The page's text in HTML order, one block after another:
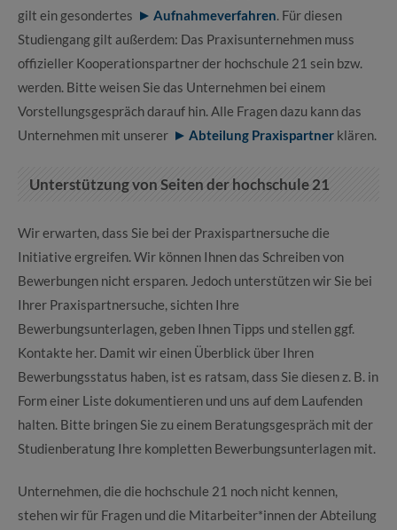
gilt ein gesondertes
Aufnahmeverfahren. Für diesen
Studiengang gilt außerdem: Das Praxisunternehmen muss
offizieller Kooperationspartner der hochschule 21 sein bzw.
werden. Bitte weisen Sie das Unternehmen bei einem
Vorstellungsgespräch darauf hin. Alle Fragen dazu kann das
Unternehmen mit unserer
Abteilung Praxispartner klären.
Unterstützung von Seiten der hochschule 21
Wir erwarten, dass Sie bei der Praxispartnersuche die
Initiative ergreifen. Wir können Ihnen das Schreiben von
Bewerbungen nicht ersparen. Jedoch unterstützen wir Sie bei
Ihrer Praxispartnersuche, sichten Ihre
Bewerbungsunterlagen, geben Ihnen Tipps und stellen ggf.
Kontakte her. Damit wir einen Überblick über Ihren
Bewerbungsstatus haben, ist es ratsam, dass Sie diesen z. B. in
Form einer Liste dokumentieren und uns auf dem Laufenden
halten. Bitte bringen Sie zu einem Beratungsgespräch mit der
Studienberatung Ihre kompletten Bewerbungsunterlagen mit.
Unternehmen, die die hochschule 21 noch nicht kennen,
stehen wir für Fragen und die Mitarbeiter*innen der Abteilung